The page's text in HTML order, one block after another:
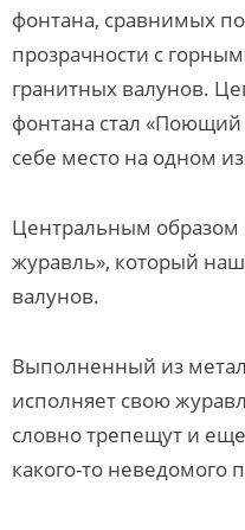
фонтана, сравнимых
прозрачности с
гранитных валунов.
фонтана стал
себе место на одном
Центральным
журавль», который
валунов.
Выполненный из
исполняет свою
словно трепещут и
какого-то неведомого